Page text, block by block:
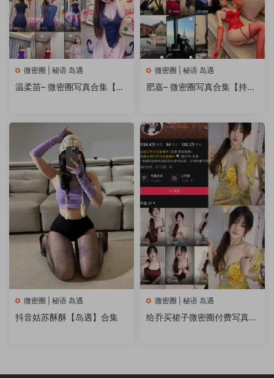
微密圈 | 秘语 岛遇
温柔苗– 微密圈写真合集【持
微密圈 | 秘语 岛遇
肥嘉– 微密圈写真合集【持续
微密圈 | 秘语 岛遇
抖音姑苏酥酥【岛遇】合集
微密圈 | 秘语 岛遇
给乔买裙子微密圈付费写真&